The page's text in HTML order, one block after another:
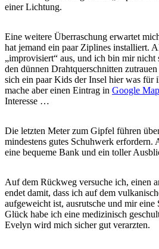
einer Lichtung.
Eine weitere Überraschung erwartet
hat jemand ein paar Ziplines installiert.
„improvisiert“ aus, und ich bin mir nicht
den dünnen Drahtquerschnitten
sich ein paar Kids der Insel hier was für
mache aber einen Eintrag in Google
Interesse …
Die letzten Meter zum Gipfel führen
mindestens gutes Schuhwerk
eine bequeme Bank und ein toller
Auf dem Rückweg versuche ich, einen
endet damit, dass ich auf dem
aufgeweicht ist, ausrutsche und mir
Glück habe ich eine medizinisch
Evelyn wird mich sicher gut verarzten.